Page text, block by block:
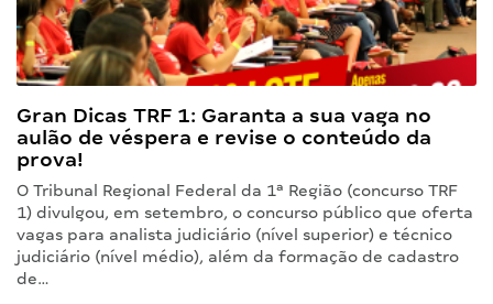
Gran Dicas TRF 1: Garanta a sua vaga no
aulão de véspera e revise o conteúdo da
prova!
O Tribunal Regional Federal da 1ª Região (concurso TRF
1) divulgou, em setembro, o concurso público que oferta
vagas para analista judiciário (nível superior) e técnico
judiciário (nível médio), além da formação de cadastro
de…